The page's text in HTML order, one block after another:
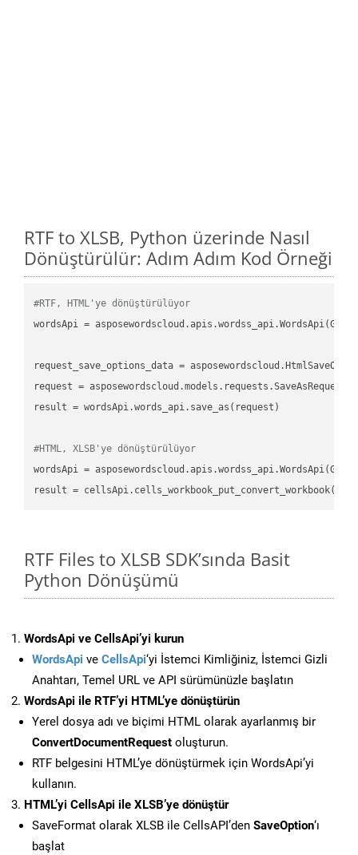
RTF to XLSB, Python üzerinde Nasıl
Dönüştürülür: Adım Adım Kod Örneği
#RTF, HTML'ye dönüştürülüyor
wordsApi =
request_save_options_data =
request
result = wordsApi.words_api.save_as(request)
#HTML, XLSB'ye dönüştürülüyor
wordsApi =
result =
RTF Files to XLSB SDK’sında Basit
Python Dönüşümü
WordsApi ve CellsApi’yi kurun
WordsApi ve CellsApi‘yi İstemci Kimliğiniz, İstemci Gizli
Anahtarı, Temel URL ve API sürümünüzle başlatın
WordsApi ile RTF’yi HTML’ye dönüştürün
Yerel dosya adı ve biçimi HTML olarak ayarlanmış bir
ConvertDocumentRequest oluşturun.
RTF belgesini HTML’ye dönüştürmek için WordsApi’yi
kullanın.
HTML’yi CellsApi ile XLSB’ye dönüştür
SaveFormat olarak XLSB ile CellsAPI’den SaveOption‘ı
başlat